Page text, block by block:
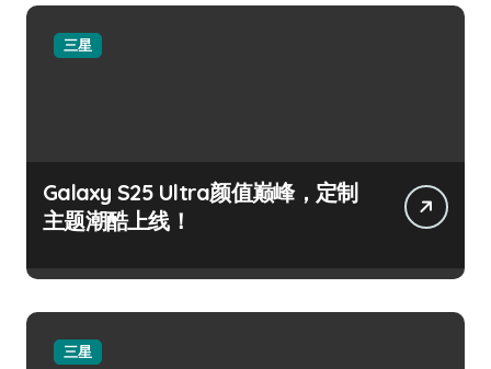
三星
Galaxy S25 Ultra颜值巅峰，定制
主题潮酷上线！
三星